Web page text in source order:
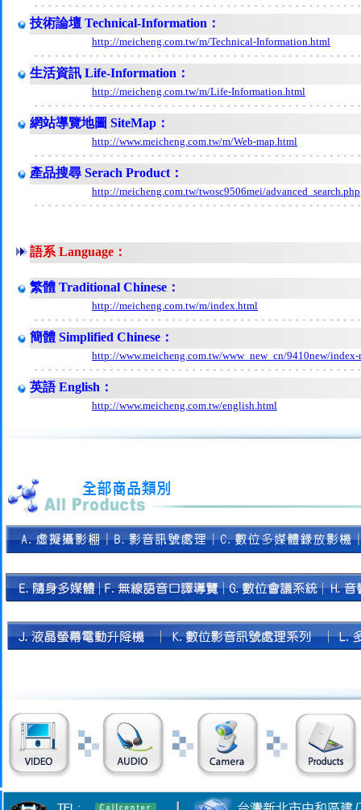
技術論壇 Technical-Information：
http://meicheng.com.tw/m/Technical-Information.html
生活資訊 Life-Information：
http://meicheng.com.tw/m/Life-Information.html
網站導覽地圖 SiteMap：
http://www.meicheng.com.tw/m/Web-map.html
產品搜尋 Serach Product：
http://meicheng.com.tw/twosc9506mei/advanced_search.php
語系 Language：
繁體 Traditional Chinese：
http://meicheng.com.tw/m/index.html
簡體 Simplified Chinese：
http://www.meicheng.com.tw/www_new_cn/9410new/
英語 English：
http://www.meicheng.com.tw/english.html